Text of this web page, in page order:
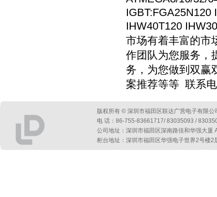
IGBT:FGA25N120
IHW40T120
市场有着丰富的市
作团队为您服务，
务，为您做到双赢
案推荐等等 联系
版权所有 © 深圳市福田区联达广营电子有限公
电 话：86-755-83661717/ 83035093 /
公司地址：深圳市福田区深南路佳和华强大厦
柜台地址：深圳市福田区华强电子世界2号楼2